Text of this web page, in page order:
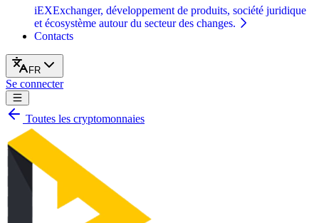
iEXExchanger, développement de produits, société juridique
et écosystème autour du secteur des changes.
Contacts
FR
Se connecter
Toutes les cryptomonnaies